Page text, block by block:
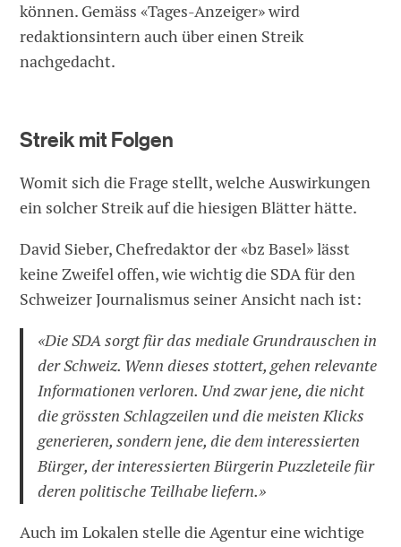
können. Gemäss «Tages-Anzeiger» wird
redaktionsintern auch über einen Streik
nachgedacht.
Streik mit Folgen
Womit sich die Frage stellt, welche Auswirkungen
ein solcher Streik auf die hiesigen Blätter hätte.
David Sieber, Chefredaktor der «bz Basel» lässt
keine Zweifel offen, wie wichtig die SDA für den
Schweizer Journalismus seiner Ansicht nach ist:
«Die SDA sorgt für das mediale Grundrauschen in
der Schweiz. Wenn dieses stottert, gehen relevante
Informationen verloren. Und zwar jene, die nicht
die grössten Schlagzeilen und die meisten Klicks
generieren, sondern jene, die dem interessierten
Bürger, der interessierten Bürgerin Puzzleteile für
deren politische Teilhabe liefern.»
Auch im Lokalen stelle die Agentur eine wichtige